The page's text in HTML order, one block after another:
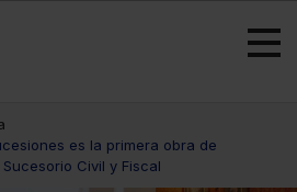
es la primera obra de
Civil y Fiscal